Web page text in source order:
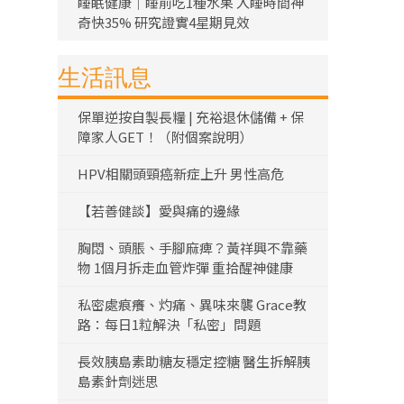
奇快35% 研究證實4星期見效
生活訊息
保單逆按自製長糧 | 充裕退休儲備 + 保
障家人GET！（附個案說明）
HPV相關頭頸癌新症上升 男性高危
【若善健談】愛與痛的邊緣
胸悶、頭脹、手腳麻痺？黃祥興不靠藥
物 1個月拆走血管炸彈 重拾醒神健康
私密處痕癢、灼痛、異味來襲 Grace教
路：每日1粒解決「私密」問題
長效胰島素助糖友穩定控糖 醫生拆解胰
島素針劑迷思